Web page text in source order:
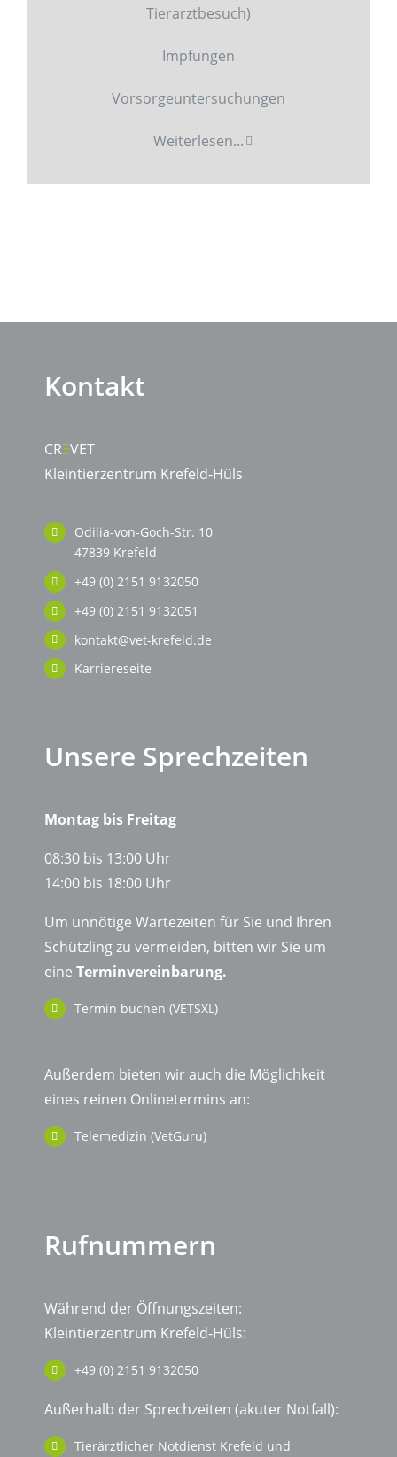
Tierarztbesuch)
Impfungen
Vorsorgeuntersuchungen
Weiterlesen...
Kontakt
CRΞVET
Kleintierzentrum Krefeld-Hüls
Odilia-von-Goch-Str. 10
47839 Krefeld
+49 (0) 2151 9132050
+49 (0) 2151 9132051
kontakt@vet-krefeld.de
Karriereseite
Unsere Sprechzeiten
Montag bis Freitag
08:30 bis 13:00 Uhr
14:00 bis 18:00 Uhr
Um unnötige Wartezeiten für Sie und Ihren
Schützling zu vermeiden, bitten wir Sie um
eine Terminvereinbarung.
Termin buchen (VETSXL)
Außerdem bieten wir auch die Möglichkeit
eines reinen Onlinetermins an:
Telemedizin (VetGuru)
Rufnummern
Während der Öffnungszeiten:
Kleintierzentrum Krefeld-Hüls:
+49 (0) 2151 9132050
Außerhalb der Sprechzeiten (akuter Notfall):
Tierärztlicher Notdienst Krefeld und